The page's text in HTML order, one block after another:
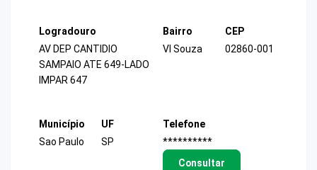
Logradouro
AV DEP CANTIDIO
SAMPAIO ATE 649-LADO
IMPAR 647
Bairro
Vl Souza
CEP
02860-001
Município
Sao Paulo
UF
SP
Telefone
**********
Consultar